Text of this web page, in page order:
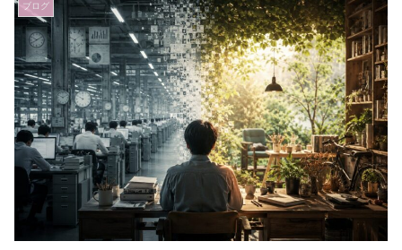
ブログ